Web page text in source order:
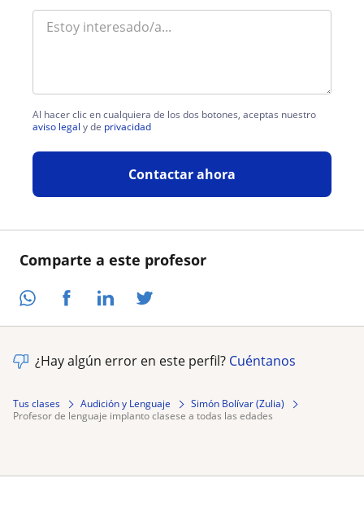
Comparte a este profesor
Al hacer clic en cualquiera de los dos botones, aceptas nuestro
aviso legal y de privacidad
Contactar ahora
¿Hay algún error en este perfil? Cuéntanos
Tus clases Audición y Lenguaje
Simón Bolívar (Zulia)
profesor de lenguaje implanto clasese a todas las edades